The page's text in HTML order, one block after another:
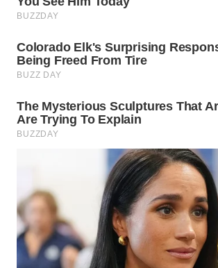
DESA
WISATA
LAPAK
WAHANA
Wahana
Network
MASYARAKAT
KELISTRIKAN
WALINKI